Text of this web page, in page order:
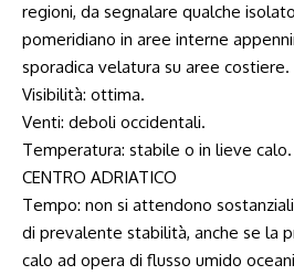
regioni, da segnalare qualche
pomeridiano in aree interne
sporadica velatura su aree costiere.
Visibilità: ottima.
Venti: deboli occidentali.
Temperatura: stabile o in lieve calo.
CENTRO ADRIATICO
Tempo: non si attendono
di prevalente stabilità, anche se la
calo ad opera di flusso umido